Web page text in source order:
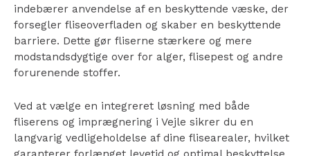
indebærer anvendelse af en beskyttende væske, der
forsegler fliseoverfladen og skaber en beskyttende
barriere. Dette gør fliserne stærkere og mere
modstandsdygtige over for alger, flisepest og andre
forurenende stoffer.
Ved at vælge en integreret løsning med både
fliserens og imprægnering i Vejle sikrer du en
langvarig vedligeholdelse af dine flisearealer, hvilket